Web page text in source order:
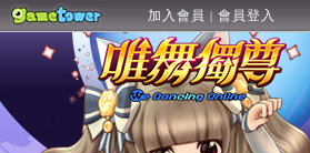
加入會員 | 會員登入